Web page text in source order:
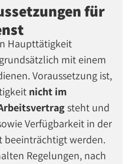
für
Haupttätigkeit
mit einem
Voraussetzung ist,
nicht im
steht und
Verfügbarkeit in der
beeinträchtigt werden.
Regelungen, nach